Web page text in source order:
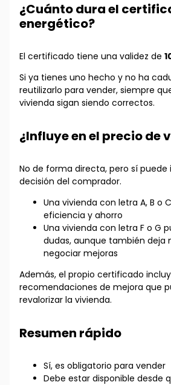
¿Cuánto dura el
energético?
El certificado tiene una validez de
Si ya tienes uno hecho y no ha
reutilizarlo para vender, siempre
vivienda sigan siendo correctos.
¿Influye en el precio de
No de forma directa, pero sí puede
decisión del comprador.
Una vivienda con letra A, B o
eficiencia y ahorro
Una vivienda con letra F o G
dudas, aunque también deja
negociar mejoras
Además, el propio certificado
recomendaciones de mejora que
revalorizar la vivienda.
Resumen rápido
Sí, es obligatorio para vender
Debe estar disponible desde